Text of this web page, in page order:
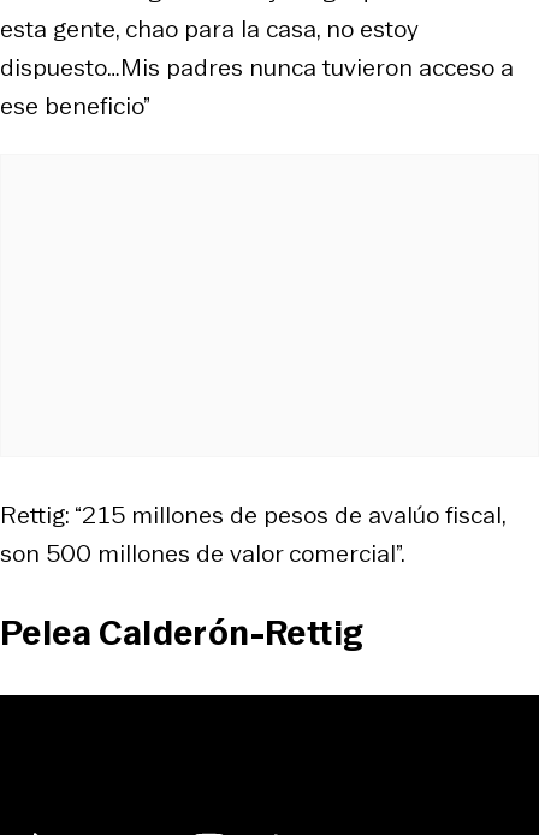
esta gente, chao para la casa, no estoy
dispuesto…Mis padres nunca tuvieron acceso a
ese beneficio”
Rettig: “215 millones de pesos de avalúo fiscal,
son 500 millones de valor comercial”.
Pelea Calderón-Rettig